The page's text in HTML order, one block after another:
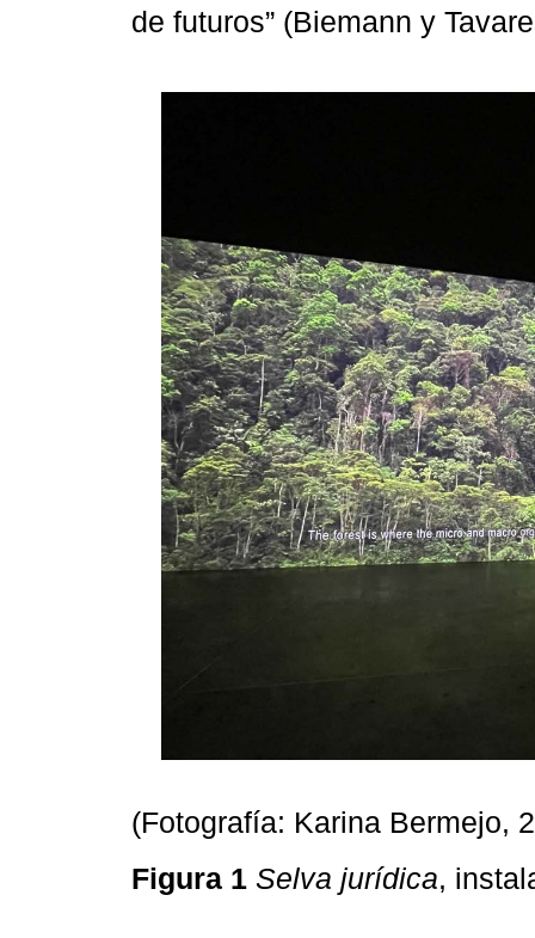
de futuros” (Biemann y
(Fotografía: Karina Bermejo,
Figura 1 Selva jurídica,